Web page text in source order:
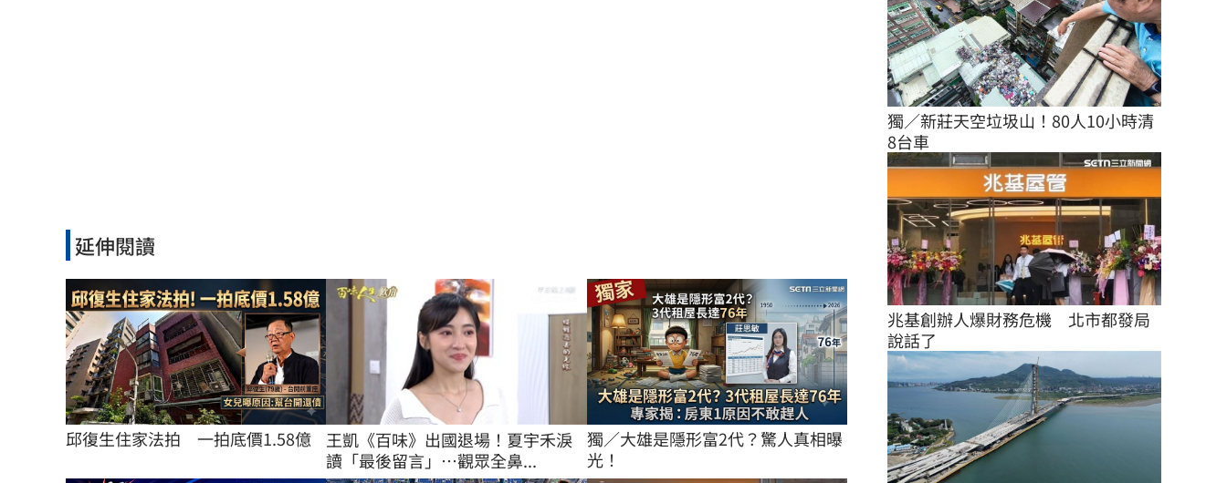
延伸閱讀
邱復生住家法拍　一拍底價1.58億
王凱《百味》出國退場！夏宇禾淚
讀「最後留言」…觀眾全鼻...
獨／大雄是隱形富2代？驚人真相曝
光！
獨／新莊天空垃圾山！80人10小時清
8台車
兆基創辦人爆財務危機　北市都發局
說話了